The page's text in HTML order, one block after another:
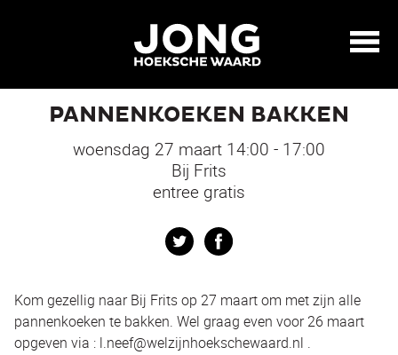
PANNENKOEKEN BAKKEN
woensdag 27 maart 14:00 - 17:00
Bij Frits
entree gratis
Twitter
Kom gezellig naar Bij Frits op 27 maart om met zijn alle
pannenkoeken te bakken. Wel graag even voor 26 maart
opgeven via : l.neef@welzijnhoekschewaard.nl .